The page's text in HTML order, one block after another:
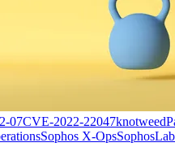
07CVE-2022-22047knotweed
Sophos X-Ops